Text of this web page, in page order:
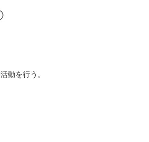
動を行う。